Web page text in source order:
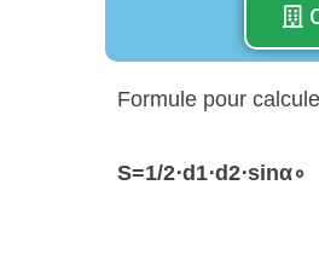
Formule pour
S=1​/2⋅d1⋅d2⋅sinα∘